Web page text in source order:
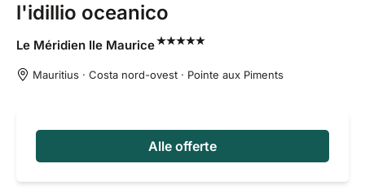
l'idillio oceanico
Le Méridien Ile Maurice
Mauritius · Costa nord-ovest · Pointe aux Piments
Alle offerte